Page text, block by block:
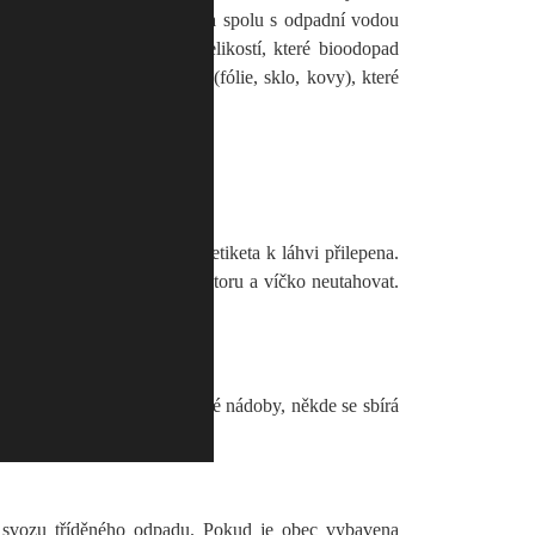
které odpad nadrtí a spolu s odpadní vodou
kompostárny menších velikostí, které bioodopad
obsahuje mnoho příměsí (fólie, sklo, kovy), které
lepidlo, kterým je etiketa k láhvi přilepena.
zabírala co nejméně prostoru a víčko neutahovat.
někde jsou samostatné nádoby, někde se sbírá
tříděného odpadu. Pokud je obec vybavena